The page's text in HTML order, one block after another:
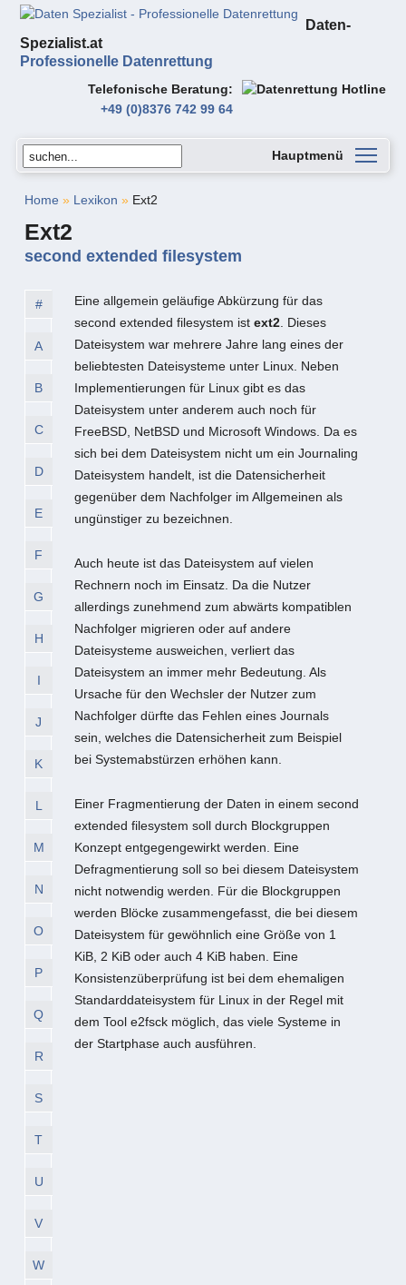
Daten-
Spezialist.at
Professionelle Datenrettung
Telefonische Beratung
+49 (0)8376 742 99 64
Hauptmenü
Home » Lexikon »Ext2
Ext2
second extended filesystem
#
A
B
C
D
E
F
G
H
I
J
K
L
M
N
O
P
Q
R
S
T
U
V
W
Eine allgemein geläufige Abkürzung für das
second extended filesystem ist ext2. Dieses
Dateisystem war mehrere Jahre lang eines der
beliebtesten Dateisysteme unter Linux. Neben
Implementierungen für Linux gibt es das
Dateisystem unter anderem auch noch für
FreeBSD, NetBSD und Microsoft Windows. Da es
sich bei dem Dateisystem nicht um ein Journaling
Dateisystem handelt, ist die Datensicherheit
gegenüber dem Nachfolger im Allgemeinen als
ungünstiger zu bezeichnen.
Auch heute ist das Dateisystem auf vielen
Rechnern noch im Einsatz. Da die Nutzer
allerdings zunehmend zum abwärts kompatiblen
Nachfolger migrieren oder auf andere
Dateisysteme ausweichen, verliert das
Dateisystem an immer mehr Bedeutung. Als
Ursache für den Wechsler der Nutzer zum
Nachfolger dürfte das Fehlen eines Journals
sein, welches die Datensicherheit zum Beispiel
bei Systemabstürzen erhöhen kann.
Einer Fragmentierung der Daten in einem second
extended filesystem soll durch Blockgruppen
Konzept entgegengewirkt werden. Eine
Defragmentierung soll so bei diesem Dateisystem
nicht notwendig werden. Für die Blockgruppen
werden Blöcke zusammengefasst, die bei diesem
Dateisystem für gewöhnlich eine Größe von 1
KiB, 2 KiB oder auch 4 KiB haben. Eine
Konsistenzüberprüfung ist bei dem ehemaligen
Standarddateisystem für Linux in der Regel mit
dem Tool e2fsck möglich, das viele Systeme in
der Startphase auch ausführen.